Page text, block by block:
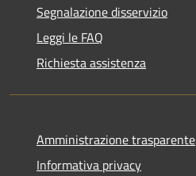
Segnalazione disservizio
Leggi le FAQ
Richiesta assistenza
Amministrazione trasparente
Informativa privacy